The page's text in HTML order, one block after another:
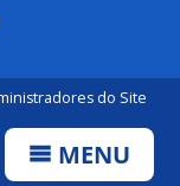
do Site
MENU